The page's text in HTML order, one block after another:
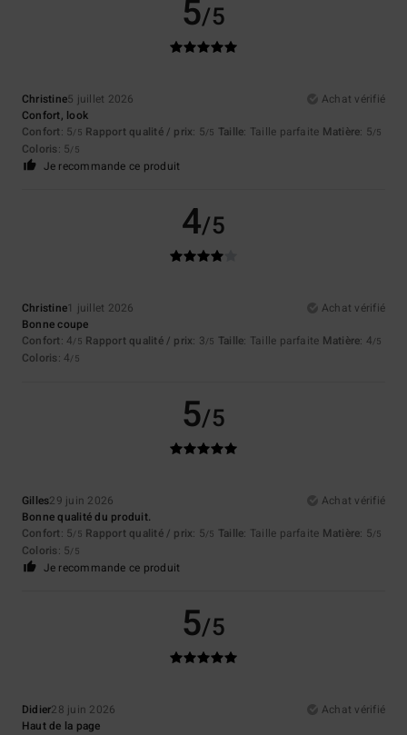
5/5
Christine5 juillet 2026
Achat vérifié
Confort, look
Confort: 5/5 Rapport qualité / prix: 5/5 Taille: Taille parfaite Matière: 5/5
Coloris: 5/5
Je recommande ce produit
4/5
Christine1 juillet 2026
Achat vérifié
Bonne coupe
Confort: 4/5 Rapport qualité / prix: 3/5 Taille: Taille parfaite Matière: 4/5
Coloris: 4/5
5/5
Gilles29 juin 2026
Achat vérifié
Bonne qualité du produit.
Confort: 5/5 Rapport qualité / prix: 5/5 Taille: Taille parfaite Matière: 5/5
Coloris: 5/5
Je recommande ce produit
5/5
Didier28 juin 2026
Achat vérifié
Haut de la page